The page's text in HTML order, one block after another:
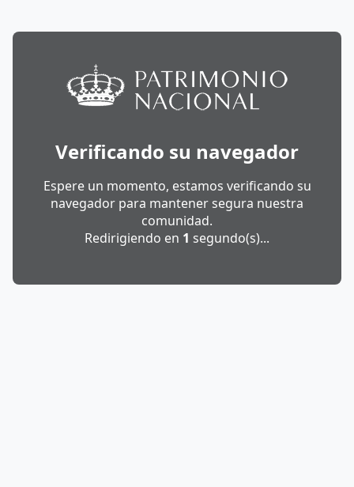
Verificando su navegador
Espere un momento, estamos verificando su
navegador para mantener segura nuestra
comunidad.
Redirigiendo en 1 segundo(s)...